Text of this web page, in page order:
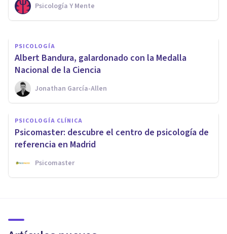
Psicología Y Mente
Psicología Y Mente
PSICOLOGÍA
​Albert Bandura, galardonado con la Medalla
Nacional de la Ciencia
Jonathan García-Allen
PSICOLOGÍA CLÍNICA
Psicomaster: descubre el centro de psicología de
referencia en Madrid
Psicomaster